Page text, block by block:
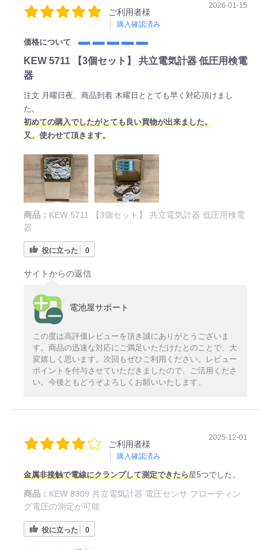
ご利用者様
購入確認済み
2026-01-15
価格について
KEW 5711 【3個セット】 共立電気計器 低圧用検電
器
注文 月曜日夜、商品到着 木曜日ととても早く対応頂けまし
た。
初めての購入でしたがとても良い買物が出来ました。
又、使わせて頂きます。
商品： KEW 5711 【3個セット】 共立電気計器 低圧用検電
器
役に立った 0
サイトからの返信
電池屋サポート
この度は高評価レビューを頂き誠にありがとうございま
す。商品の迅速な対応にご満足いただけたとのことで、大
変嬉しく思います。次回もぜひご利用ください。レビュー
ポイントを付与させていただきましたので、ご活用くださ
い。今後ともどうぞよろしくお願いいたします。
ご利用者様
購入確認済み
2025-12-01
金属非接触で電線にクランプして測定できたら星5つでした。
商品： KEW 8309 共立電気計器 電圧センサ フローティン
グ電圧の測定が可能
役に立った 0